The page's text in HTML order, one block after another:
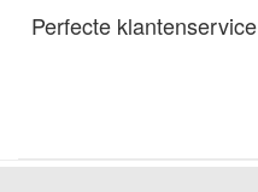
Perfecte klantenservice